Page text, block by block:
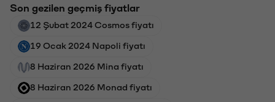
Son gezilen geçmiş fiyatlar
12 Şubat 2024 Cosmos fiyatı
19 Ocak 2024 Napoli fiyatı
8 Haziran 2026 Mina fiyatı
8 Haziran 2026 Monad fiyatı